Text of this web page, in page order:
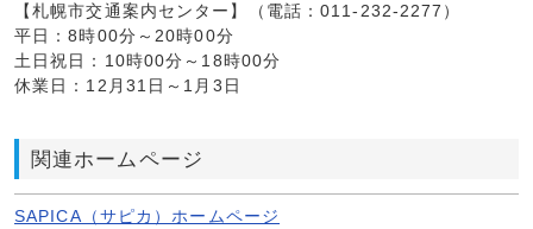
【札幌市交通案内センター】（電話：011-232-2277）
平日：8時00分～20時00分
土日祝日：10時00分～18時00分
休業日：12月31日～1月3日
関連ホームページ
SAPICA（サピカ）ホームページ